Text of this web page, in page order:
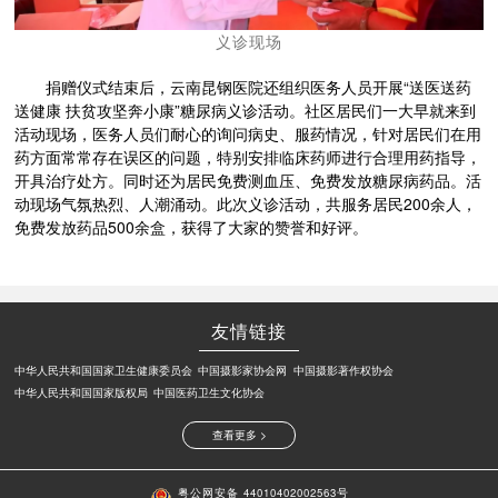
义诊现场
捐赠仪式结束后，云南昆钢医院还组织医务人员开展“送医送药
送健康 扶贫攻坚奔小康”糖尿病义诊活动。社区居民们一大早就来到
活动现场，医务人员们耐心的询问病史、服药情况，针对居民们在用
药方面常常存在误区的问题，特别安排临床药师进行合理用药指导，
开具治疗处方。同时还为居民免费测血压、免费发放糖尿病药品。活
动现场气氛热烈、人潮涌动。此次义诊活动，共服务居民200余人，
免费发放药品500余盒，获得了大家的赞誉和好评。
友情链接
中华人民共和国国家卫生健康委员会 中国摄影家协会网 中国摄影著作权协会
中华人民共和国国家版权局 中国医药卫生文化协会
查看更多 >
粤公网安备 44010402002563号